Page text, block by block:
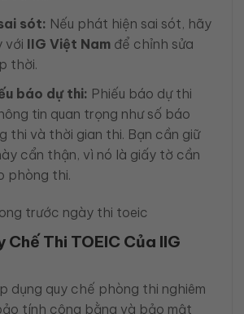
sót: Nếu phát hiện sai sót, hãy
với IIG Việt Namđể chỉnh sửa
thời.
báo dự thi: Phiếu báo dự thi
tin quan trọng như số báo
thi và thời gian thi. Bạn cần giữ
cẩn thận, vì nó là giấy tờ cần
phòng thi.
Chế Thi TOEIC Của IIG
dụng quy chế phòng thi nghiêm
tính công bằng và bảo mật